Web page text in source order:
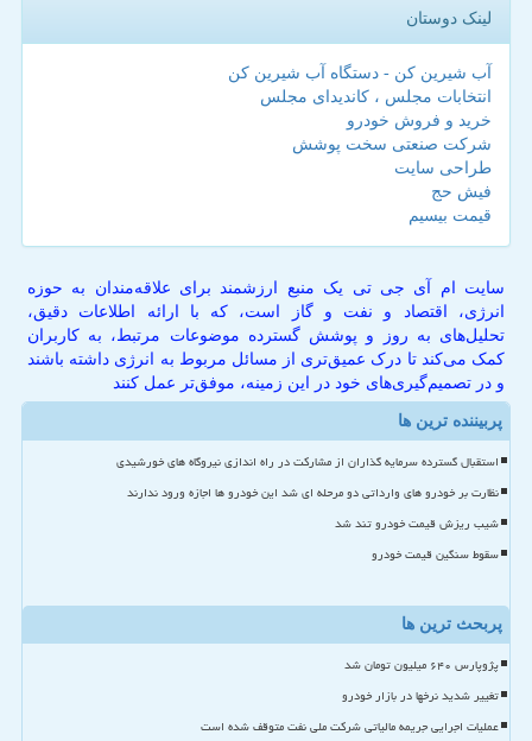
لینک دوستان
آب شیرین کن - دستگاه آب شیرین کن
انتخابات مجلس ، کاندیدای مجلس
خرید و فروش خودرو
شرکت صنعتی سخت پوشش
طراحی سایت
فیش حج
قیمت بیسیم
سایت ام آی جی تی یک منبع ارزشمند برای علاقه‌مندان به حوزه
انرژی، اقتصاد و نفت و گاز است، که با ارائه اطلاعات دقیق،
تحلیل‌های به روز و پوشش گسترده موضوعات مرتبط، به کاربران
کمک می‌کند تا درک عمیق‌تری از مسائل مربوط به انرژی داشته باشند
و در تصمیم‌گیری‌های خود در این زمینه، موفق‌تر عمل کنند
پربیننده ترین ها
استقبال گسترده سرمایه گذاران از مشارکت در راه اندازی نیروگاه های خورشیدی
نظارت بر خودرو های وارداتی دو مرحله ای شد این خودرو ها اجازه ورود ندارند
شیب ریزش قیمت خودرو تند شد
سقوط سنگین قیمت خودرو
پربحث ترین ها
پژوپارس ۶۴۰ میلیون تومان شد
تغییر شدید نرخها در بازار خودرو
عملیات اجرایی جریمه مالیاتی شرکت ملی نفت متوقف شده است